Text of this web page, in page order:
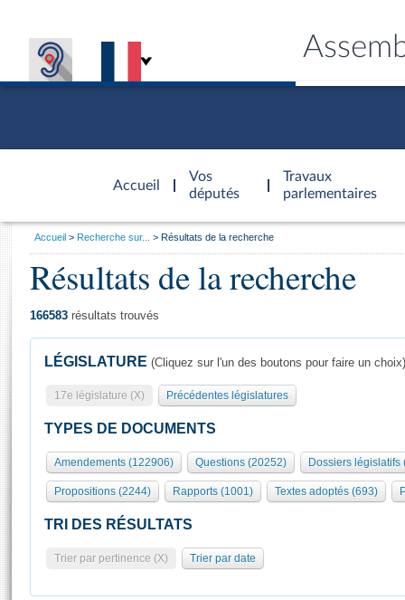
Accueil
d'accueil
Vos
députés
Travaux
parlementaires
Présidence
577 députés
Groupes politiques
Séance publique
Commissions et autres organes
Europe et International
Pétitions
Général
Rôle et pouvoirs de l'Assemblée
Organisation de l'Assemblée
Présidence Conférence des Présidents Bureau Collège des
Statistiques et chiffres clés
Visiter l'Assemblée
Visite virtuelle du palais Bourbon
Assister à une séance
Vous
Accueil Recherche sur... Résultats de la recherche
Résultats de la recherche
166583 résultats trouvés
LÉGISLATURE (Cliquez sur l'un des boutons pour faire un choix)
17e législature (X) Précédentes législatures
TYPES DE DOCUMENTS
Amendements (122906) Questions (20252) Dossiers législatifs
Propositions (2244) Rapports (1001) Textes adoptés (693)
TRI DES RÉSULTATS
Trier par pertinence (X) Trier par date